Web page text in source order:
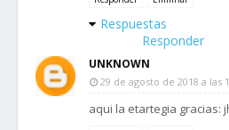
Respuestas
Responder
UNKNOWN
29 de agosto de 2018 a las
aqui la etartegia gracias: